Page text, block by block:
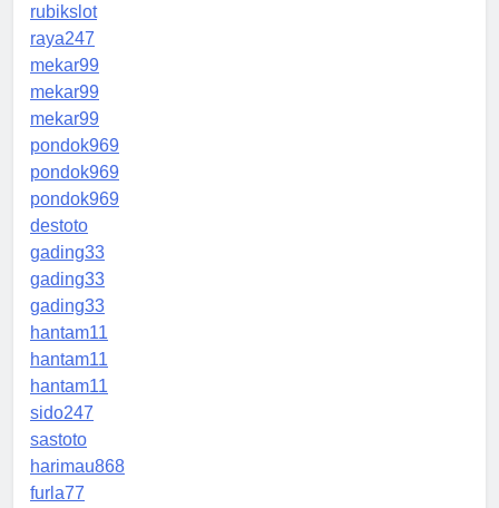
rubikslot
raya247
mekar99
mekar99
mekar99
pondok969
pondok969
pondok969
destoto
gading33
gading33
gading33
hantam11
hantam11
hantam11
sido247
sastoto
harimau868
furla77